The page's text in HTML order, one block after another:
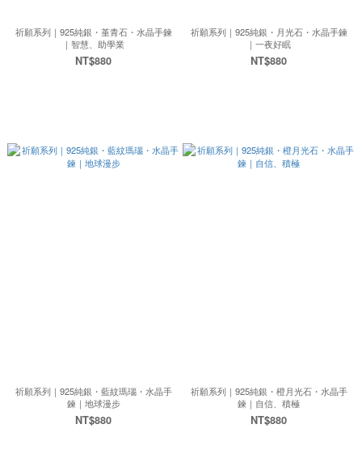
祈願系列｜925純銀・堇青石・水晶手鍊
｜智慧、助學業
NT$880
祈願系列｜925純銀・月光石・水晶手鍊
｜一夜好眠
NT$880
祈願系列｜925純銀・藍紋瑪瑙・水晶手
鍊｜地球漫步
NT$880
祈願系列｜925純銀・橙月光石・水晶手
鍊｜自信、積極
NT$880